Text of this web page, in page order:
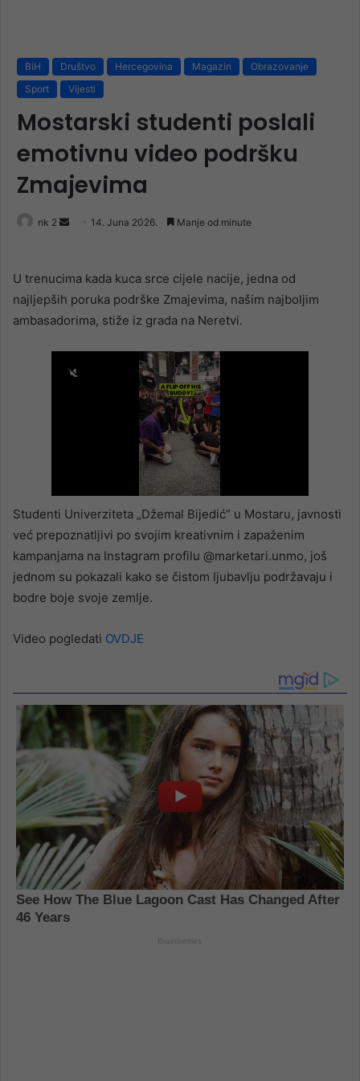
BiH Društvo Hercegovina Magazin
Obrazovanje
Sport
Vijesti
Mostarski studenti poslali
emotivnu video podršku
Zmajevima
nk 2
Send 14. Juna 2026. Manje od minute
U trenucima kada kuca srce cijele nacije, jedna od
najljepših poruka podrške Zmajevima, našim najboljim
ambasadorima, stiže iz grada na Neretvi.
Studenti Univerziteta „Džemal Bijedić“ u Mostaru, javnosti
već prepoznatljivi po svojim kreativnim i zapaženim
kampanjama na Instagram profilu @marketari.unmo, još
jednom su pokazali kako se čistom ljubavlju podržavaju i
bodre boje svoje zemlje.
Video pogledati OVDJE